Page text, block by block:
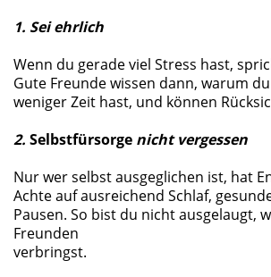
1. Sei ehrlich
Wenn du gerade viel Stress hast,
Gute Freunde wissen dann, warum
weniger Zeit hast, und können
2. Selbstfürsorge nicht vergessen
Nur wer selbst ausgeglichen ist, hat
Achte auf ausreichend Schlaf,
Pausen. So bist du nicht ausgelaugt,
Freunden
verbringst.